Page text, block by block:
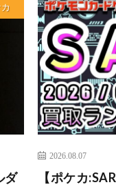
ダ
2026.08.07
【ポケカ